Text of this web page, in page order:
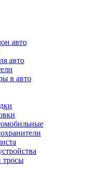
авто
авто
в авто
тросы